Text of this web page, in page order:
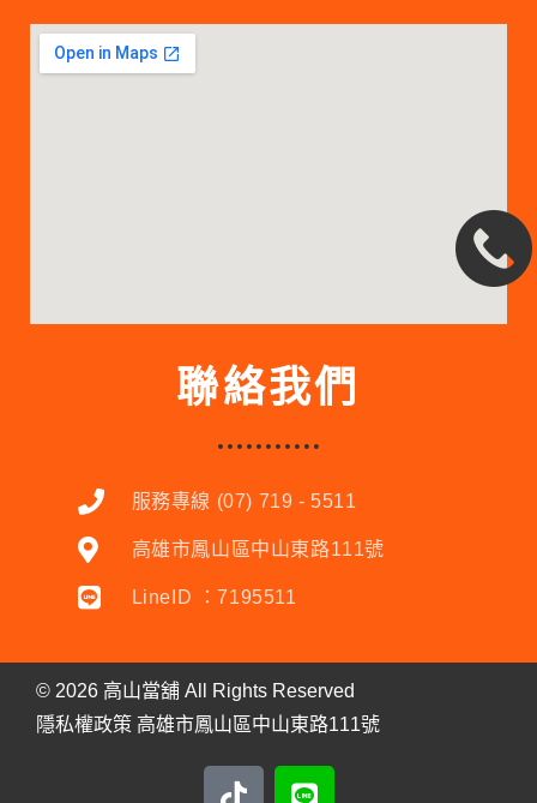
聯絡我們
服務專線 (07) 719 - 5511
高雄市鳳山區中山東路111號
LineID ：7195511
© 2026 高山當舖 All Rights Reserved
隱私權政策 高雄市鳳山區中山東路111號